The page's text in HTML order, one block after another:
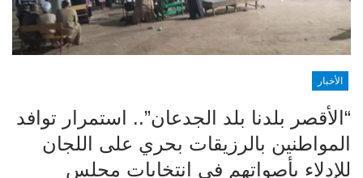
الأخبار
“الأقصر بلدنا بلد الجدعان”.. استمرار توافد
المواطنين بالرزيقات بحري على اللجان
للإدلاء بأصواتهم في انتخابات مجلس